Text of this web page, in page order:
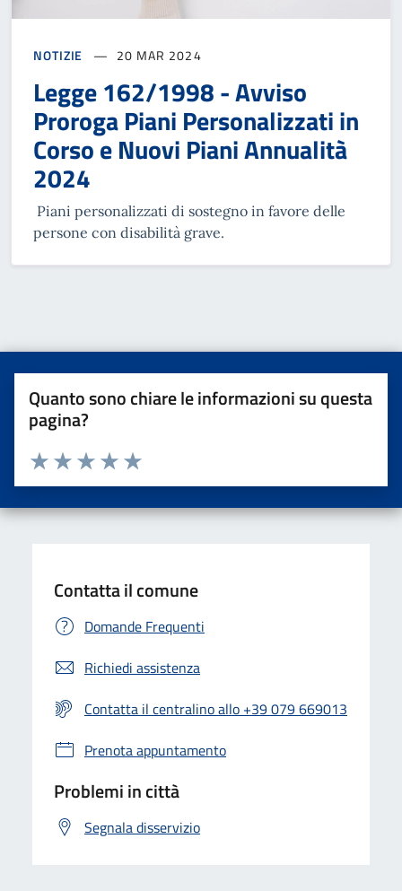
NOTIZIE 20 MAR 2024
Legge 162/1998 - Avviso
Proroga Piani Personalizzati in
Corso e Nuovi Piani Annualità
2024
Piani personalizzati di sostegno in favore delle
persone con disabilità grave.
Quanto sono chiare le informazioni su questa
pagina?
Valuta da 1 a 5 stelle la pagina
Valuta 5 stelle su 5
Valuta 4 stelle su 5
Valuta 3 stelle su 5
Valuta 2 stelle su 5
Valuta una stella su 5
Contatta il comune
Domande Frequenti
Richiedi assistenza
Contatta il centralino allo +39 079 669013
Prenota appuntamento
Problemi in città
Segnala disservizio